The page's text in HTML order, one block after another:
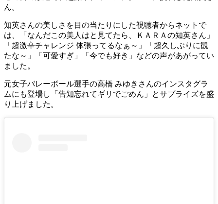
ん。
知英さんの美しさを目の当たりにした視聴者からネットで
は、「なんだこの美人はと見てたら、ＫＡＲＡの知英さん」
「超激辛チャレンジ 体張ってるなぁ～」「超久しぶりに観
たな～」「可愛すぎ」「今でも好き」などの声があがってい
ました。
元女子バレーボール選手の高橋 みゆきさんのインスタグラ
ムにも登場し「告知忘れてギリでごめん」とサプライズを盛
り上げました。